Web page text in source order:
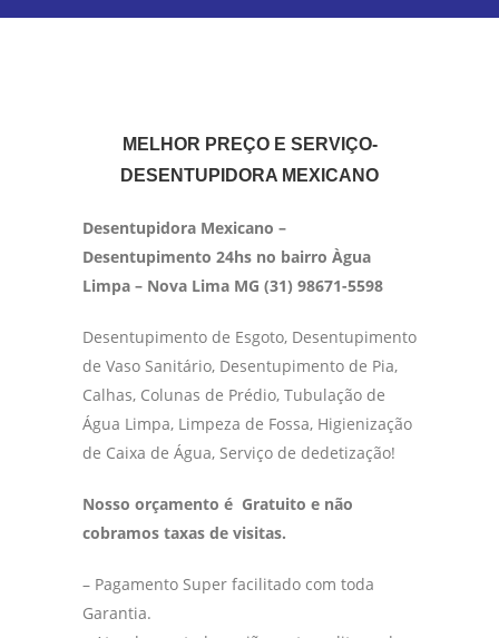
MELHOR PREÇO E SERVIÇO-
DESENTUPIDORA MEXICANO
Desentupidora Mexicano –
Desentupimento 24hs no bairro Àgua
Limpa – Nova Lima MG (31) 98671-5598
Desentupimento de Esgoto, Desentupimento
de Vaso Sanitário, Desentupimento de Pia,
Calhas, Colunas de Prédio, Tubulação de
Água Limpa, Limpeza de Fossa, Higienização
de Caixa de Água, Serviço de dedetização!
Nosso orçamento é Gratuito e não
cobramos taxas de visitas.
– Pagamento Super facilitado com toda
Garantia.